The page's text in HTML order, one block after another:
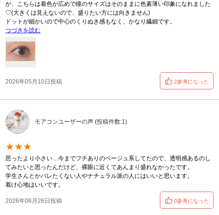
が、こちらは着色が広めで瞳のサイズはそのままに色素薄い印象になれました
♡(大きくは見えないので、盛りたい方には向きません)
ドットが細かいので中心のくりぬき感もなく、かなり繊細です。
つづきを読む
2026年05月10日投稿 2参考になった
モアコンユーザーの声 (投稿件数:1)
★★★
思ったより小さい…今までフチありのベージュ系してたので、透明感あるのし
てみたいと思ったんだけど、裸眼に近くてあんまり盛れなかったです。
学生さんとかバレたくない人やナチュラル派の人にはいいと思います。
着け心地はいいです。
2026年06月26日投稿 0参考になった